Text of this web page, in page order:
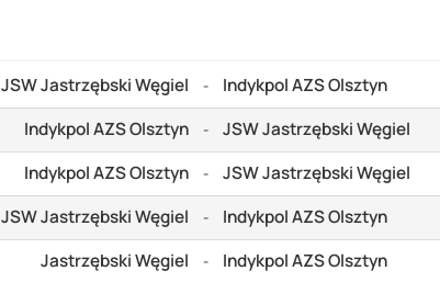
JSW Jastrzębski Węgiel - Indykpol AZS Olsztyn
Indykpol AZS Olsztyn - JSW Jastrzębski Węgiel
Indykpol AZS Olsztyn - JSW Jastrzębski Węgiel
JSW Jastrzębski Węgiel - Indykpol AZS Olsztyn
Jastrzębski Węgiel - Indykpol AZS Olsztyn